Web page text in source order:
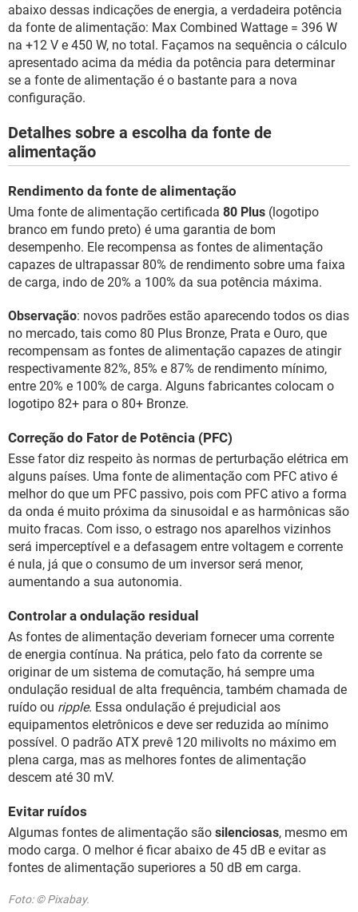
abaixo dessas indicações de energia, a verdadeira potência
da fonte de alimentação: Max Combined Wattage = 396 W
na +12 V e 450 W, no total. Façamos na sequência o cálculo
apresentado acima da média da potência para determinar
se a fonte de alimentação é o bastante para a nova
configuração.
Detalhes sobre a escolha da fonte de
alimentação
Rendimento da fonte de alimentação
Uma fonte de alimentação certificada 80 Plus (logotipo
branco em fundo preto) é uma garantia de bom
desempenho. Ele recompensa as fontes de alimentação
capazes de ultrapassar 80% de rendimento sobre uma faixa
de carga, indo de 20% a 100% da sua potência máxima.
Observação: novos padrões estão aparecendo todos os dias
no mercado, tais como 80 Plus Bronze, Prata e Ouro, que
recompensam as fontes de alimentação capazes de atingir
respectivamente 82%, 85% e 87% de rendimento mínimo,
entre 20% e 100% de carga. Alguns fabricantes colocam o
logotipo 82+ para o 80+ Bronze.
Correção do Fator de Potência (PFC)
Esse fator diz respeito às normas de perturbação elétrica em
alguns países. Uma fonte de alimentação com PFC ativo é
melhor do que um PFC passivo, pois com PFC ativo a forma
da onda é muito próxima da sinusoidal e as harmônicas são
muito fracas. Com isso, o estrago nos aparelhos vizinhos
será imperceptível e a defasagem entre voltagem e corrente
é nula, já que o consumo de um inversor será menor,
aumentando a sua autonomia.
Controlar a ondulação residual
As fontes de alimentação deveriam fornecer uma corrente
de energia contínua. Na prática, pelo fato da corrente se
originar de um sistema de comutação, há sempre uma
ondulação residual de alta frequência, também chamada de
ruído ou ripple. Essa ondulação é prejudicial aos
equipamentos eletrônicos e deve ser reduzida ao mínimo
possível. O padrão ATX prevê 120 milivolts no máximo em
plena carga, mas as melhores fontes de alimentação
descem até 30 mV.
Evitar ruídos
Algumas fontes de alimentação são silenciosas, mesmo em
modo carga. O melhor é ficar abaixo de 45 dB e evitar as
fontes de alimentação superiores a 50 dB em carga.
Foto: © Pixabay.